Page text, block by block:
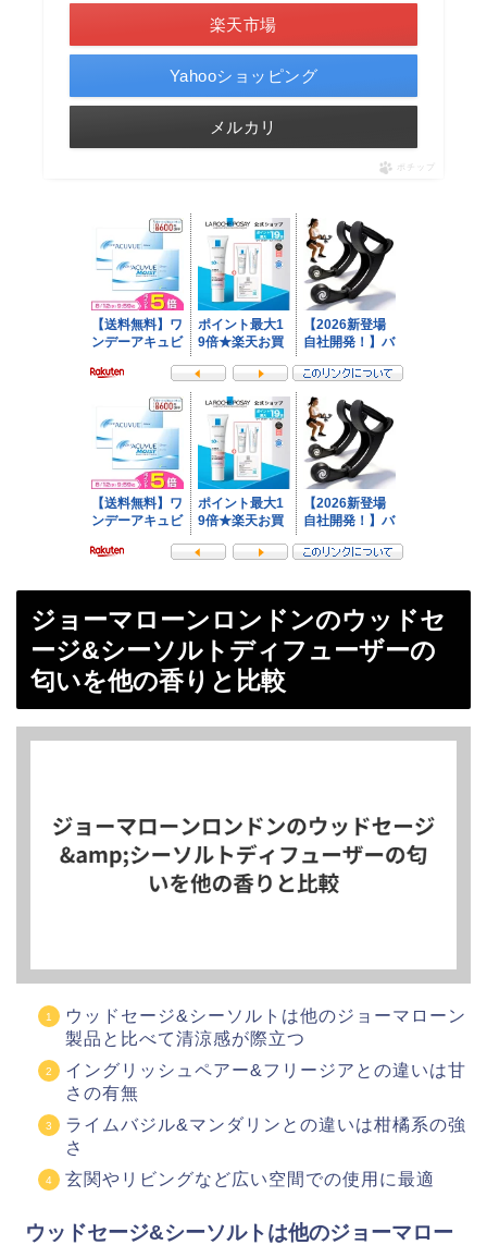
楽天市場
Yahooショッピング
メルカリ
ポチップ
ジョーマローンロンドンのウッドセ
ージ&シーソルトディフューザーの
匂いを他の香りと比較
ウッドセージ&シーソルトは他のジョーマローン
製品と比べて清涼感が際立つ
イングリッシュペアー&フリージアとの違いは甘
さの有無
ライムバジル&マンダリンとの違いは柑橘系の強
さ
玄関やリビングなど広い空間での使用に最適
ウッドセージ&シーソルトは他のジョーマロー